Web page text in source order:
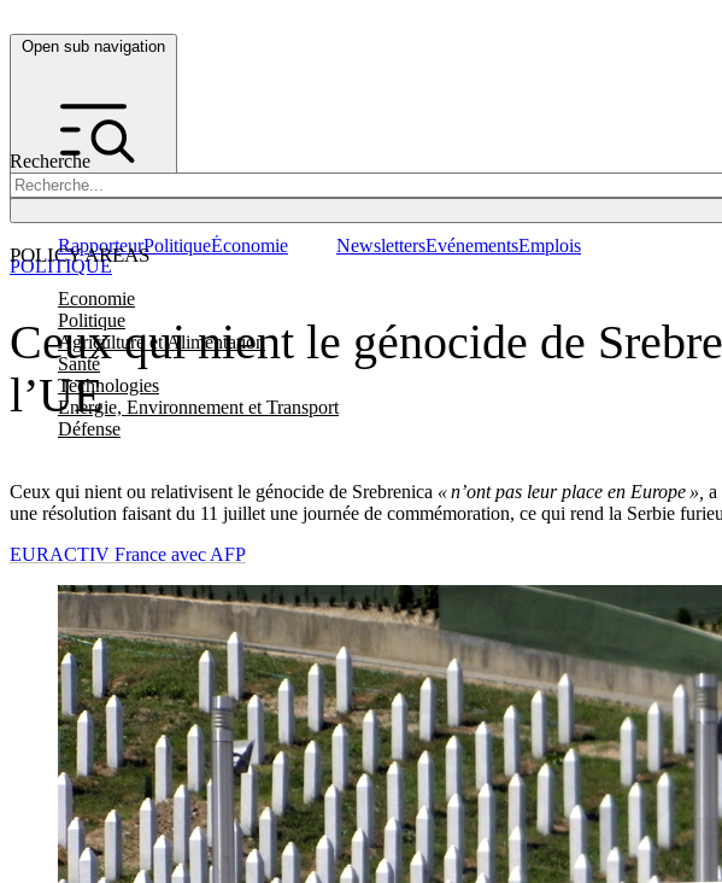
Open sub navigation
Recherche
POLICY AREAS
Economie
Politique
Agriculture et Alimentation
Santé
Technologies
Energie, Environnement et Transport
Défense
RapporteurPolitiqueÉconomie NewslettersEvénementsEmplois
Ceux qui nient le génocide de
l’UE
Ceux qui nient ou relativisent le génocide de Srebrenica « n’ont pas leur place en Europe », a
une résolution faisant du 11 juillet une journée de commémoration, ce qui rend la Serbie
POLITIQUE
EURACTIV France avec AFP